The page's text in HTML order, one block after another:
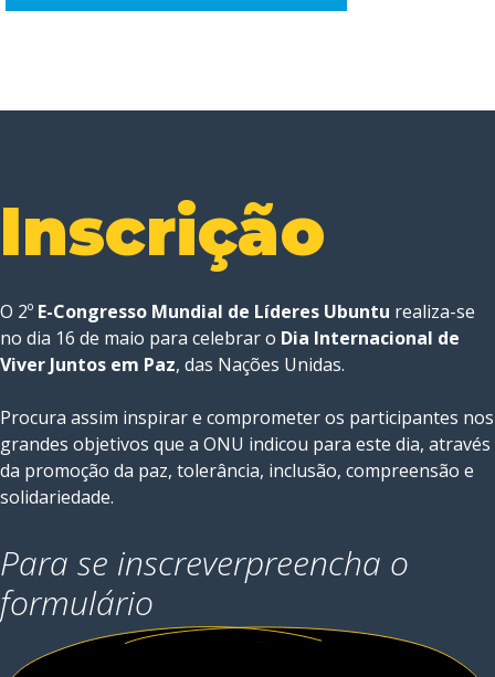
Inscrição
O 2º E-Congresso Mundial de Líderes Ubuntu realiza-se
no dia 16 de maio para celebrar o Dia Internacional de
Viver Juntos em Paz, das Nações Unidas.
Procura assim inspirar e comprometer os participantes nos
grandes objetivos que a ONU indicou para este dia, através
da promoção da paz, tolerância, inclusão, compreensão e
solidariedade.
Para se inscreverpreencha o
formulário